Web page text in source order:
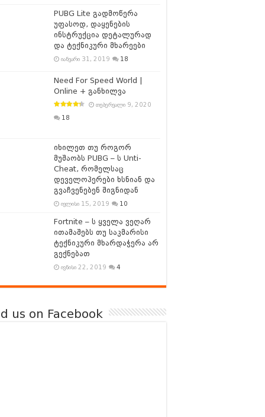
PUBG Lite გადმოწერა
უფასოდ, დაყენების
ინსტრუქცია დეტალურად
და ტექნიკური მხარეები
იანვარი 31, 2019 18
Need For Speed World |
Online + განხილვა
თებერვალი 9, 2020
18
იხილეთ თუ როგორ
მუშაობს PUBG – ს Unti-
Cheat, რომელსაც
დეველოპერები ხსნიან და
გვაჩვენებენ შიგნიდან
ივლისი 15, 2019 10
Fortnite – ს ყველა ვეღარ
ითამაშებს თუ საკმარისი
ტექნიკური მხარდაჭერა არ
გექნებათ
ივნისი 22, 2019 4
us on Facebook